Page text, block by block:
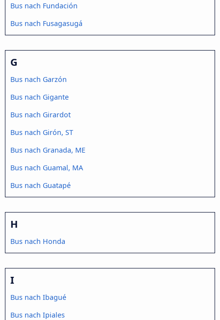
Bus nach Fundación
Bus nach Fusagasugá
G
Bus nach Garzón
Bus nach Gigante
Bus nach Girardot
Bus nach Girón, ST
Bus nach Granada, ME
Bus nach Guamal, MA
Bus nach Guatapé
H
Bus nach Honda
I
Bus nach Ibagué
Bus nach Ipiales